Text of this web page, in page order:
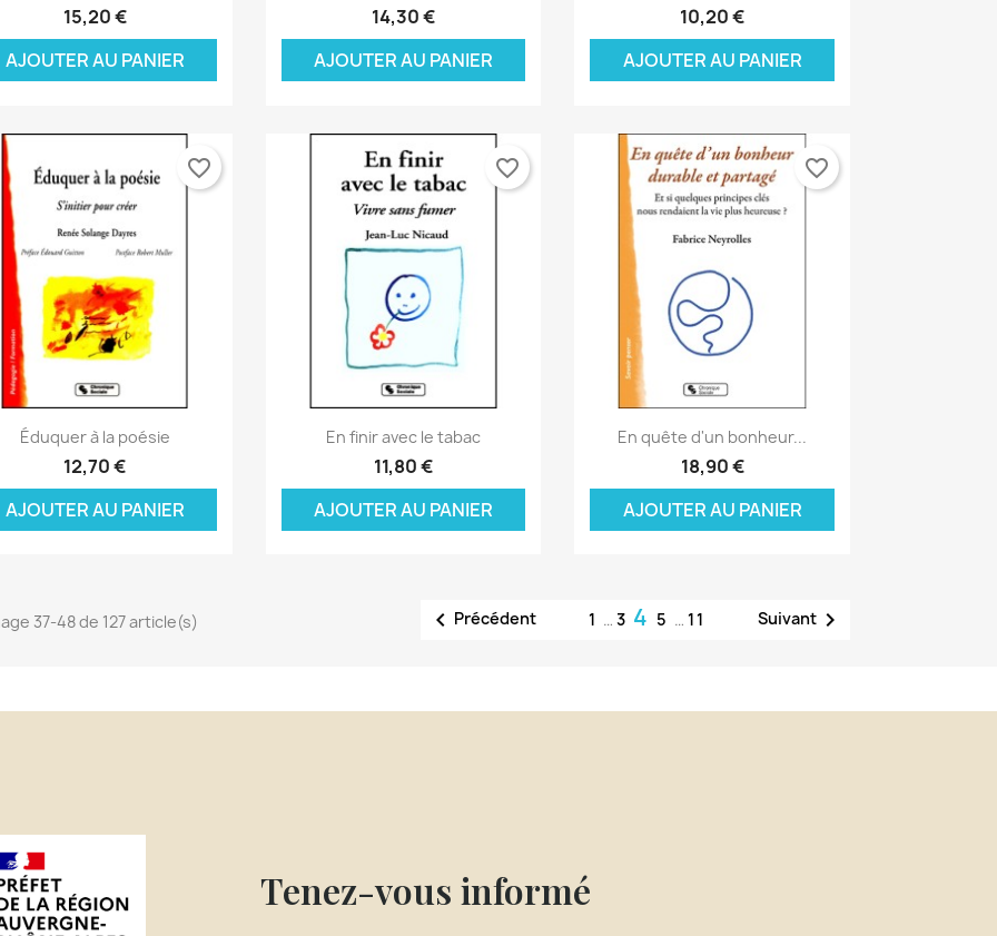
15,20 €
AJOUTER AU PANIER
14,30 €
AJOUTER AU PANIER
10,20 €
AJOUTER AU PANIER
Aperçu rapide
Éduquer à la poésie
12,70 €
AJOUTER AU PANIER
favorite_border
Aperçu rapide
En finir avec le tabac
11,80 €
AJOUTER AU PANIER
favorite_border
Aperçu rapide
En quête d'un bonheur...
18,90 €
AJOUTER AU PANIER
favorite_border
37-48 de 127 article(s)  Précédent 1 … 3 4 5 … 11 Suivant
Tenez-vous informé